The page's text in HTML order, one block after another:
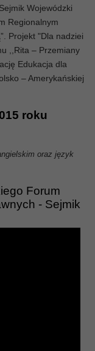
Wojewódzki
Regionalnym
Projekt "Dla nadziei
,,Rita – Przemiany
Edukacja dla
– Amerykańskiej
roku
oraz język
Forum
- Sejmik